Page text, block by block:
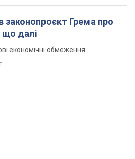
Грема про
що далі
економічні обмеження